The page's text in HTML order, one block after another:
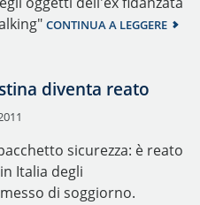
CONTINUA A LEGGERE
diventa reato
sicurezza: è reato
Italia degli
di soggiorno.